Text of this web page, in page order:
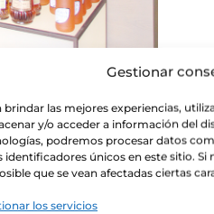
Gestionar
brindar las mejores experiencias,
y/o acceder a información del
podremos procesar datos
identificadores únicos en este sitio.
que se vean afectadas ciertas
los servicios